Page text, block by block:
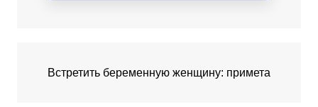
Встретить беременную женщину: примета